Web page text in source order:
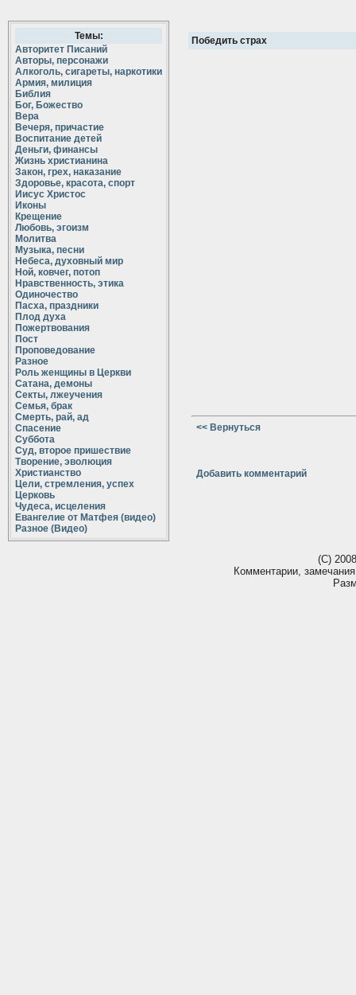
Темы:
Авторитет Писаний
Авторы, персонажи
Алкоголь, сигареты, наркотики
Армия, милиция
Библия
Бог, Божество
Вера
Вечеря, причастие
Воспитание детей
Деньги, финансы
Жизнь христианина
Закон, грех, наказание
Здоровье, красота, спорт
Иисус Христос
Иконы
Крещение
Любовь, эгоизм
Молитва
Музыка, песни
Небеса, духовный мир
Ной, ковчег, потоп
Нравственность, этика
Одиночество
Пасха, праздники
Плод духа
Пожертвования
Пост
Проповедование
Разное
Роль женщины в Церкви
Сатана, демоны
Секты, лжеучения
Семья, брак
Смерть, рай, ад
Спасение
Суббота
Суд, второе пришествие
Творение, эволюция
Христианство
Цели, стремления, успех
Церковь
Чудеса, исцеления
Евангелие от Матфея (видео)
Разное (Видео)
Победить страх
<< Вернуться
Добавить комментарий
(С)
Комментарии,